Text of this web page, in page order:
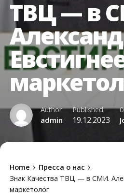
ТВЦ — в
Author
admin
Published
19.12.2023
Home
Пресса о нас
Знак Качества ТВЦ — в СМИ.
маркетолог